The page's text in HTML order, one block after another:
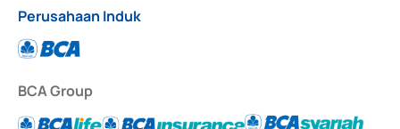
Perusahaan Induk
BCA Group